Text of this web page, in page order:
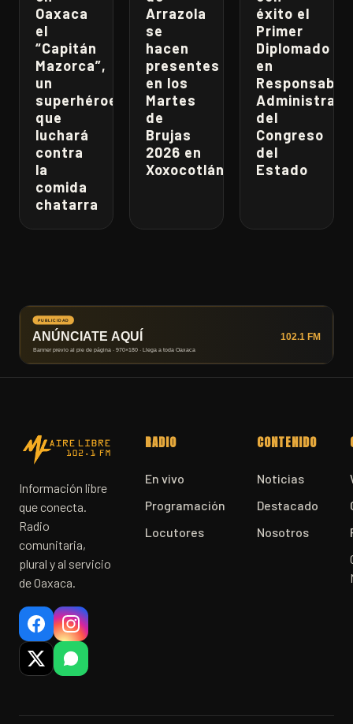
Oaxaca
el
“Capitán
Mazorca”,
un
superhéroe
que
luchará
contra
la
comida
chatarra
Arrazola
se
hacen
presentes
en los
Martes
de
Brujas
2026 en
Xoxocotlán
éxito el
Primer
Diplomado
en
del
Congreso
del
Estado
Información libre
que conecta.
Radio
comunitaria,
plural y al servicio
de Oaxaca.
RADIO
En vivo
Programación
Locutores
CONTENIDO
Noticias
Destacado
Nosotros